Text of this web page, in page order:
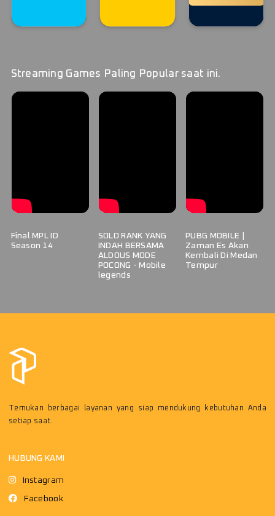
Streaming Games Paling Popular saat ini.
Final MPL ID
Season 14
SOLO RANK YANG
INDAH BERSAMA
ALDOUS MODE
POCONG - Mobile
legends
PUBG MOBILE |
Zaman Es Akan
Kembali Di Medan
Tempur
Temukan berbagai layanan yang siap mendukung kebutuhan Anda
setiap saat.
HUBUNG KAMI
Instagram
Facebook